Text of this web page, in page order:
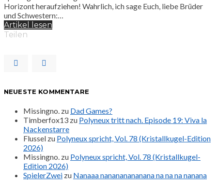
Horizont heraufziehen! Wahrlich, ich sage Euch, liebe Brüder
und Schwestern:…
Artikel lesen
Teilen
NEUESTE KOMMENTARE
Missingno. zu Dad Games?
Timberfox13 zu Polyneux tritt nach. Episode 19: Viva la
Nackenstarre
Flussel zu Polyneux spricht, Vol. 78 (Kristallkugel-Edition
2026)
Missingno. zu Polyneux spricht, Vol. 78 (Kristallkugel-
Edition 2026)
SpielerZwei zu Nanaaa nanananananana na na na nanana